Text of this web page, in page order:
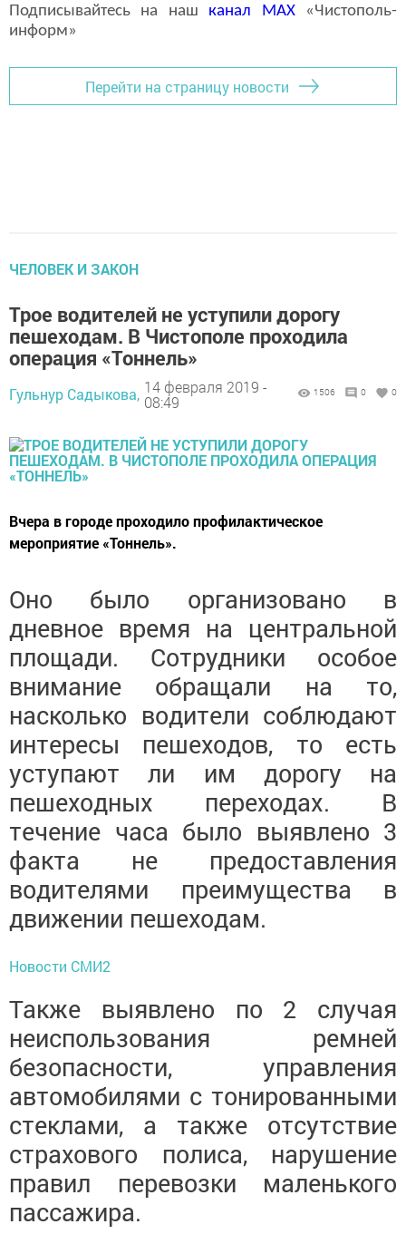
Подписывайтесь на наш канал MAX«Чистополь-
информ»
Перейти на страницу новости
ЧЕЛОВЕК И ЗАКОН
Трое водителей не уступили дорогу
пешеходам. В Чистополе проходила
операция «Тоннель»
Гульнур Садыкова, 14 февраля 2019 -
08:49
1506 0 0
Вчера в городе проходило профилактическое
мероприятие «Тоннель».
Оно было организовано в
дневное время на центральной
площади. Сотрудники особое
внимание обращали на то,
насколько водители соблюдают
интересы пешеходов, то есть
уступают ли им дорогу на
пешеходных переходах. В
течение часа было выявлено 3
факта не предоставления
водителями преимущества в
движении пешеходам.
Новости СМИ2
Также выявлено по 2 случая
неиспользования ремней
безопасности, управления
автомобилями с тонированными
стеклами, а также отсутствие
страхового полиса, нарушение
правил перевозки маленького
пассажира.